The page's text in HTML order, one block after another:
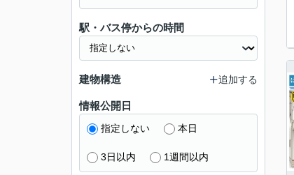
駅・バス停からの時間
建物構造 追加する
情報公開日
指定しない 本日
3日以内 1週間以内